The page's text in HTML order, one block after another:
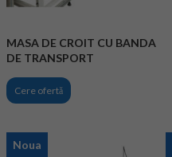
MASA DE CROIT CU BANDA
DE TRANSPORT
Cere ofertă
Noua